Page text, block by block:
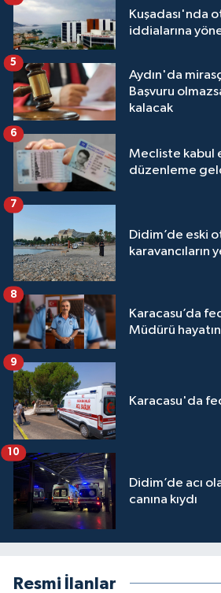
Kuşadası'nda
iddialarına
Aydın'da
Başvuru
kalacak
5
Mecliste kabul
düzenleme
6
Didim’de eski
karavancıların
7
Karacasu’da
Müdürü
8
Karacasu'da
9
Didim’de acı
canına kıydı
10
Resmi İlanlar